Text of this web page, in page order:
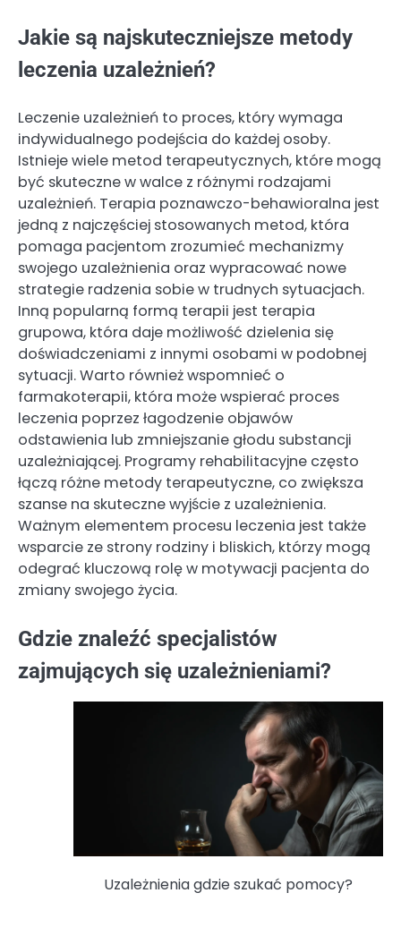
Jakie są najskuteczniejsze metody
leczenia uzależnień?
Leczenie uzależnień to proces, który wymaga
indywidualnego podejścia do każdej osoby.
Istnieje wiele metod terapeutycznych, które mogą
być skuteczne w walce z różnymi rodzajami
uzależnień. Terapia poznawczo-behawioralna jest
jedną z najczęściej stosowanych metod, która
pomaga pacjentom zrozumieć mechanizmy
swojego uzależnienia oraz wypracować nowe
strategie radzenia sobie w trudnych sytuacjach.
Inną popularną formą terapii jest terapia
grupowa, która daje możliwość dzielenia się
doświadczeniami z innymi osobami w podobnej
sytuacji. Warto również wspomnieć o
farmakoterapii, która może wspierać proces
leczenia poprzez łagodzenie objawów
odstawienia lub zmniejszanie głodu substancji
uzależniającej. Programy rehabilitacyjne często
łączą różne metody terapeutyczne, co zwiększa
szanse na skuteczne wyjście z uzależnienia.
Ważnym elementem procesu leczenia jest także
wsparcie ze strony rodziny i bliskich, którzy mogą
odegrać kluczową rolę w motywacji pacjenta do
zmiany swojego życia.
Gdzie znaleźć specjalistów
zajmujących się uzależnieniami?
Uzależnienia gdzie szukać pomocy?